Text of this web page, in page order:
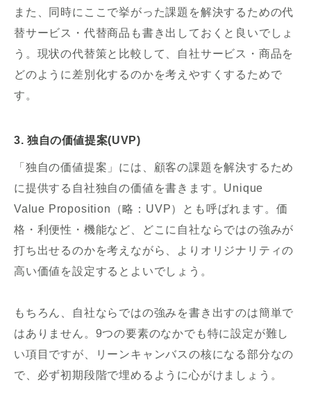
また、同時にここで挙がった課題を解決するための代
替サービス・代替商品も書き出しておくと良いでしょ
う。現状の代替策と比較して、自社サービス・商品を
どのように差別化するのかを考えやすくするためで
す。
3. 独自の価値提案(UVP)
「独自の価値提案」には、顧客の課題を解決するため
に提供する自社独自の価値を書きます。Unique
Value Proposition（略：UVP）とも呼ばれます。価
格・利便性・機能など、どこに自社ならではの強みが
打ち出せるのかを考えながら、よりオリジナリティの
高い価値を設定するとよいでしょう。
もちろん、自社ならではの強みを書き出すのは簡単で
はありません。9つの要素のなかでも特に設定が難し
い項目ですが、リーンキャンバスの核になる部分なの
で、必ず初期段階で埋めるように心がけましょう。